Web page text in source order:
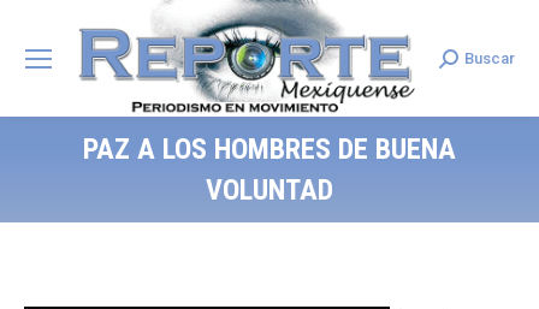
Search:
Buscar
PAZ A LOS HOMBRES DE BUENA
VOLUNTAD